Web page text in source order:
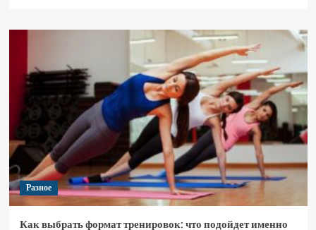
Разное
Как выбрать формат тренировок: что подойдет именно